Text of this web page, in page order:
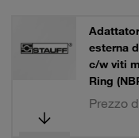
esterna
c/w viti
Ring
Prezzo